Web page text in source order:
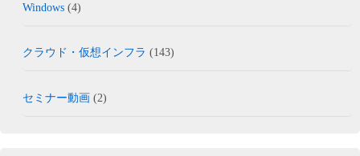
Windows (4)
クラウド・仮想インフラ (143)
セミナー動画 (2)